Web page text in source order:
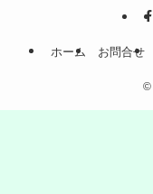
ホーム お問合せ
©